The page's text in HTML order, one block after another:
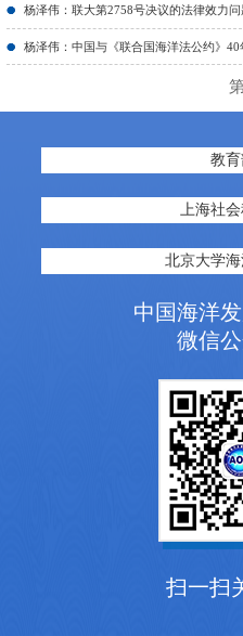
杨泽伟：联大第2758号决议的法律效力
杨泽伟：中国与《联合国海洋法公约》
教育
上海社
北京大学
中国海洋
微信
扫一扫